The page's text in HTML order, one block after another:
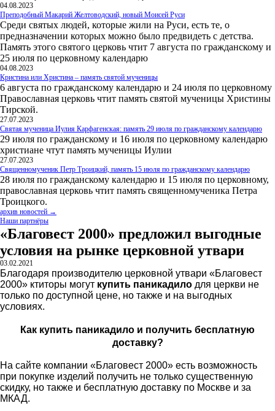
04.08.2023
Преподобный Макарий Желтоводский, новый Моисей Руси
Среди святых людей, которые жили на Руси, есть те, о
предназначении которых можно было предвидеть с детства.
Память этого святого церковь чтит 7 августа по гражданскому и
25 июля по церковному календарю
04.08.2023
Кристина или Христина – память святой мученицы
6 августа по гражданскому календарю и 24 июля по церковному
Православная церковь чтит память святой мученицы Христины
Тирской.
27.07.2023
Святая мученица Иулия Карфагенская: память 29 июля по гражданскому календарю
29 июля по гражданскому и 16 июля по церковному календарю
христиане чтут память мученицы Иулии
27.07.2023
Священномученик Петр Троицкий, память 15 июля по гражданскому календарю
28 июля по гражданскому календарю и 15 июля по церковному,
православная церковь чтит память священномученика Петра
Троицкого.
архив новостей →
Наши партнёры
«Благовест 2000» предложил выгодные
условия на рынке церковной утвари
03.02.2021
Благодаря производителю церковной утвари «Благовест
2000» ктиторы могут купить паникадило для церкви не
только по доступной цене, но также и на выгодных
условиях.
Как купить паникадило и получить бесплатную
доставку?
На сайте компании «Благовест 2000» есть возможность
при покупке изделий получить не только существенную
скидку, но также и бесплатную доставку по Москве и за
МКАД.